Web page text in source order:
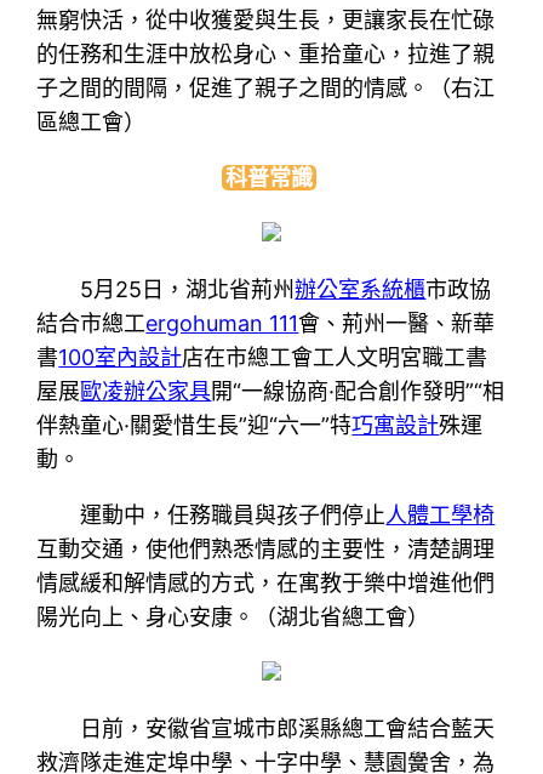
無窮快活，從中收獲愛與生長，更讓家長在忙碌
的任務和生涯中放松身心、重拾童心，拉進了親
子之間的間隔，促進了親子之間的情感。（右江
區總工會）
科普常識
5月25日，湖北省荊州辦公室系統櫃市政協
結合市總工ergohuman 111會、荊州一醫、新華
書100室內設計店在市總工會工人文明宮職工書
屋展歐凌辦公家具開“一線協商·配合創作發明”“相
伴熱童心·關愛惜生長”迎“六一”特巧寓設計殊運
動。
運動中，任務職員與孩子們停止人體工學椅
互動交通，使他們熟悉情感的主要性，清楚調理
情感緩和解情感的方式，在寓教于樂中增進他們
陽光向上、身心安康。（湖北省總工會）
日前，安徽省宣城市郎溪縣總工會結合藍天
救濟隊走進定埠中學、十字中學、慧園黌舍，為